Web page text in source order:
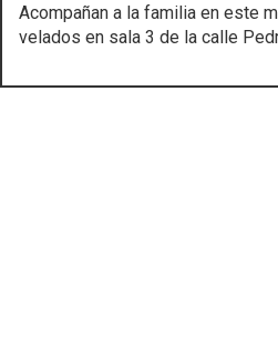
Acompañan a la familia en este
velados en sala 3 de la calle